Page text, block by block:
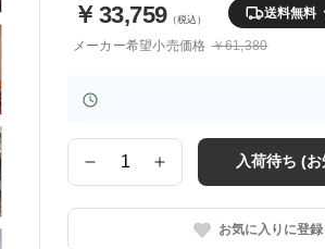
￥ 33,759（税込） 送料無料
メーカー希望小売価格 ￥61,380
数
量
入荷待ち (
お気に入りに登録